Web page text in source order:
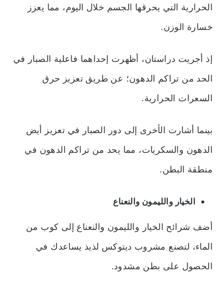
الحرارية التي يحرقها الجسم خلال اليوم، مما يعزز
خسارة الوزن.
إذ أجريت دراستان، أظهرت إحداهما فاعلية الصبار في
الحد من تراكم الدهون؛ عن طريق تعزيز حرق
السعرات الحرارية.
بينما أشارت الأخرى إلى دور الصبار في تعزيز أيض
الدهون والسكريات، مما يحد من تراكم الدهون في
منطقة البطن.
الخيار والليمون والنعناع
أضف شرائح الخيار والليمون والنعناع إلى كوب من
الماء، لتصنع مشروب ديتوكس لذيذ يساعدك في
الحصول على بطن مشدود.